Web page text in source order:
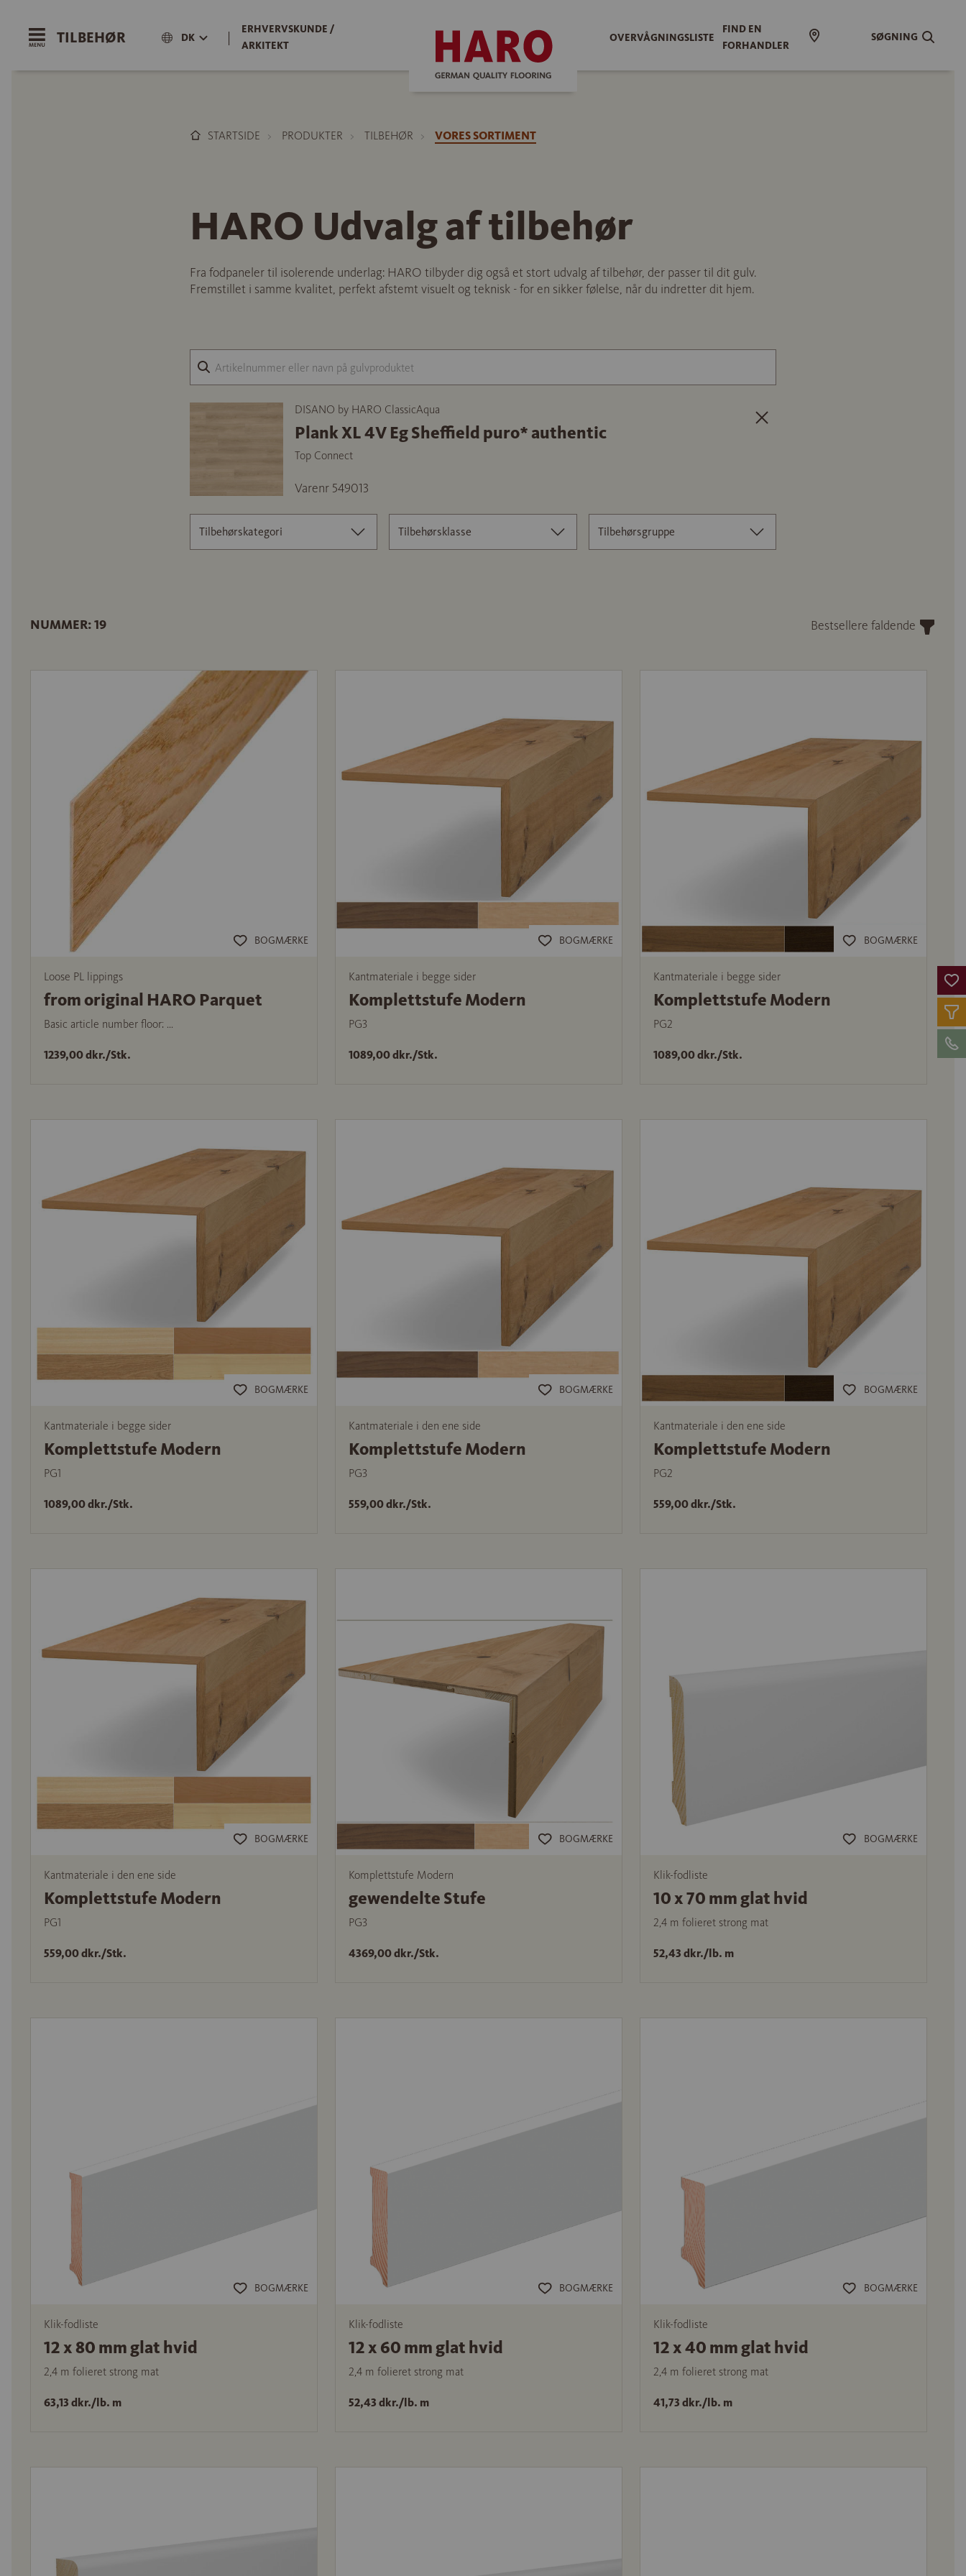
TILBEHØR DK |
ERHVERVSKUNDE /
ARKITEKT
OVERVÅGNINGSLISTE
FIND EN
FORHANDLER
SØGNING
STARTSIDE PRODUKTER TILBEHØR VORES SORTIMENT
HARO Udvalg af tilbehør
Fra fodpaneler til isolerende underlag: HARO tilbyder dig også et stort udvalg af tilbehør, der passer til dit gulv.
Fremstillet i samme kvalitet, perfekt afstemt visuelt og teknisk - for en sikker følelse, når du indretter dit hjem.
DISANO by HARO ClassicAqua
Plank XL 4V Eg Sheffield puro* authentic
Top Connect
Varenr 549013
Tilbehørskategori Tilbehørsklasse Tilbehørsgruppe
NUMMER: 19 Bestsellere faldende
BOGMÆRKE
Loose PL lippings
from original HARO Parquet
Basic article number floor: ...
1239,00 dkr./Stk.
BOGMÆRKE
Kantmateriale i begge sider
Komplettstufe Modern
PG3
1089,00 dkr./Stk.
BOGMÆRKE
Kantmateriale i begge sider
Komplettstufe Modern
PG2
1089,00 dkr./Stk.
BOGMÆRKE
Kantmateriale i begge sider
Komplettstufe Modern
PG1
1089,00 dkr./Stk.
BOGMÆRKE
Kantmateriale i den ene side
Komplettstufe Modern
PG3
559,00 dkr./Stk.
BOGMÆRKE
Kantmateriale i den ene side
Komplettstufe Modern
PG2
559,00 dkr./Stk.
BOGMÆRKE
Kantmateriale i den ene side
Komplettstufe Modern
PG1
559,00 dkr./Stk.
BOGMÆRKE
Komplettstufe Modern
gewendelte Stufe
PG3
4369,00 dkr./Stk.
BOGMÆRKE
Klik-fodliste
10 x 70 mm glat hvid
2,4 m folieret strong mat
52,43 dkr./lb. m
BOGMÆRKE
Klik-fodliste
12 x 80 mm glat hvid
2,4 m folieret strong mat
63,13 dkr./lb. m
BOGMÆRKE
Klik-fodliste
12 x 60 mm glat hvid
2,4 m folieret strong mat
52,43 dkr./lb. m
BOGMÆRKE
Klik-fodliste
12 x 40 mm glat hvid
2,4 m folieret strong mat
41,73 dkr./lb. m